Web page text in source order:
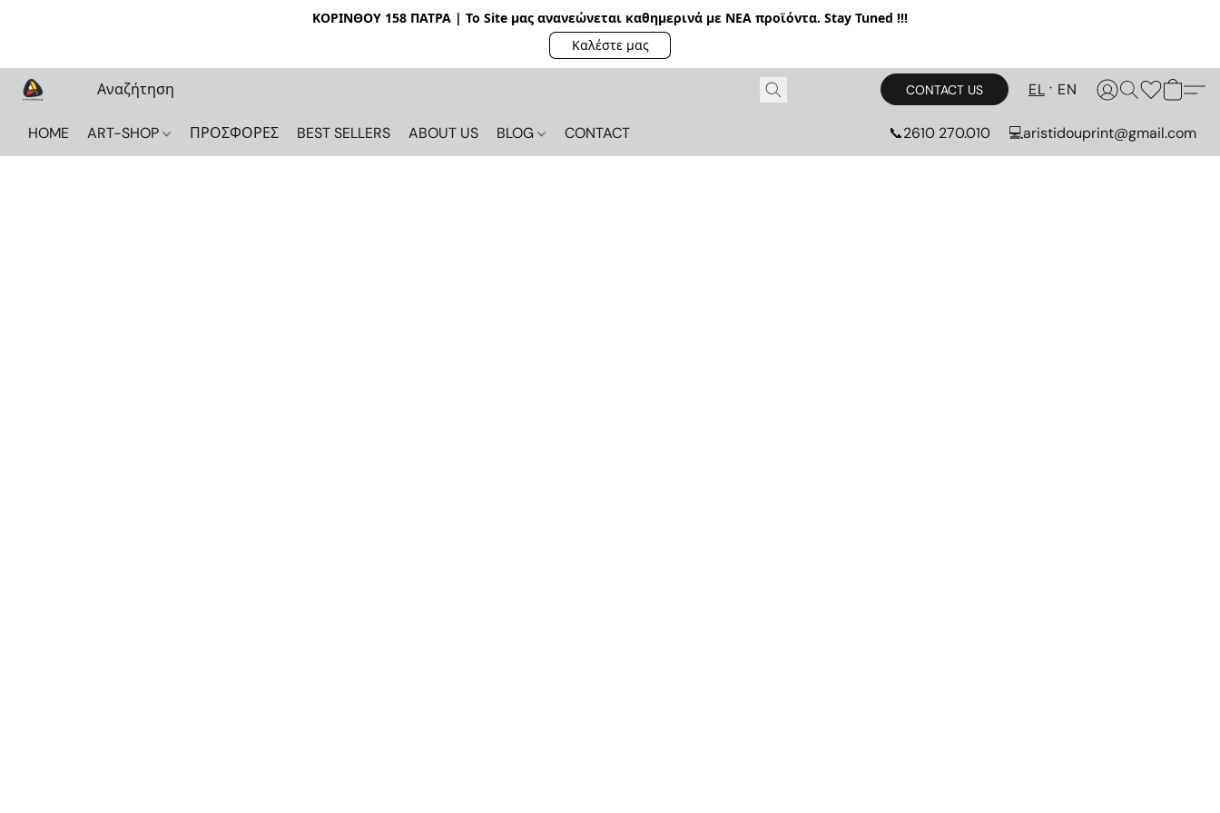
ΚΟΡΙΝΘΟΥ 158 ΠΑΤΡΑ | Το Site μας ανανεώνεται καθημερινά με ΝΕΑ προϊόντα. Stay Tuned !!!
Καλέστε μας
CONTACT US EL EN
HOME ART-SHOP ΠΡΟΣΦΟΡΕΣ BEST SELLERS ABOUT US BLOG CONTACT 📞2610 270.010 💻aristidouprint@gmail.com